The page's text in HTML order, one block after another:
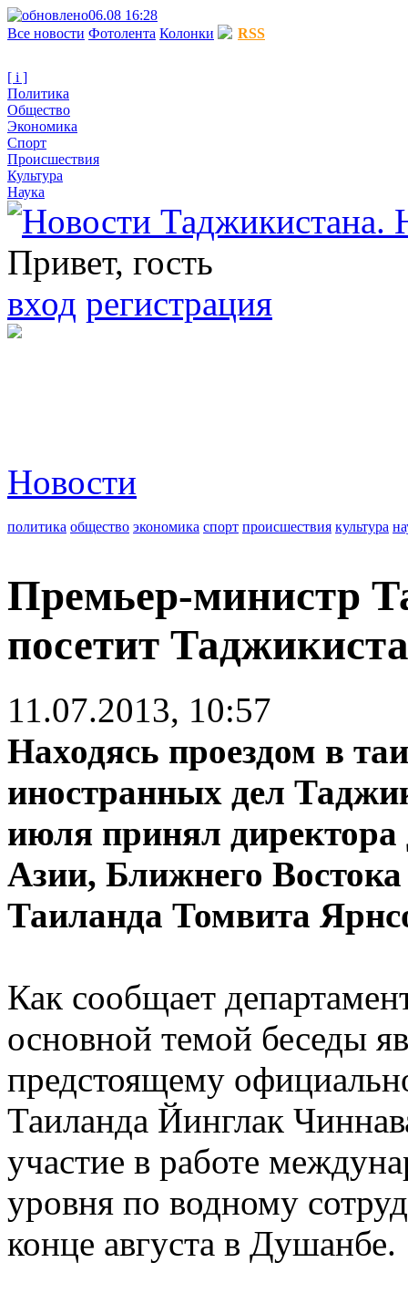
06.08 16:28
Все новости Фотолента Колонки RSS
[ i ]
Политика
Общество
Экономика
Спорт
Происшествия
Культура
Наука
Привет, гость
вход регистрация
Новости
политика общество экономика спорт происшествия культура
Премьер-министр
посетит
11.07.2013, 10:57
Находясь проездом в
иностранных дел
июля принял
Азии, Ближнего
Таиланда Томвита
Как сообщает
основной темой беседы
предстоящему
Таиланда Йинглак
участие в работе
уровня по водному
конце августа в Душанбе.